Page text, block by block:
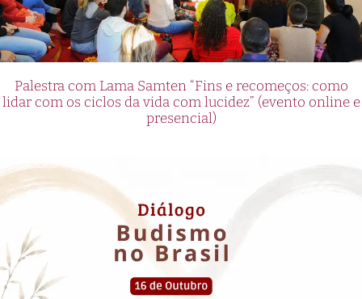
Palestra com Lama Samten “Fins e recomeços: como
lidar com os ciclos da vida com lucidez” (evento online e
presencial)